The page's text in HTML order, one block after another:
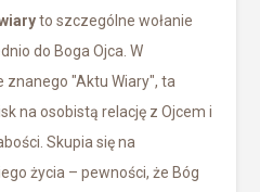
to szczególne wołanie
do Boga Ojca. W
"Aktu Wiary", ta
na osobistą relację z Ojcem i
Skupia się na
życia – pewności, że Bóg